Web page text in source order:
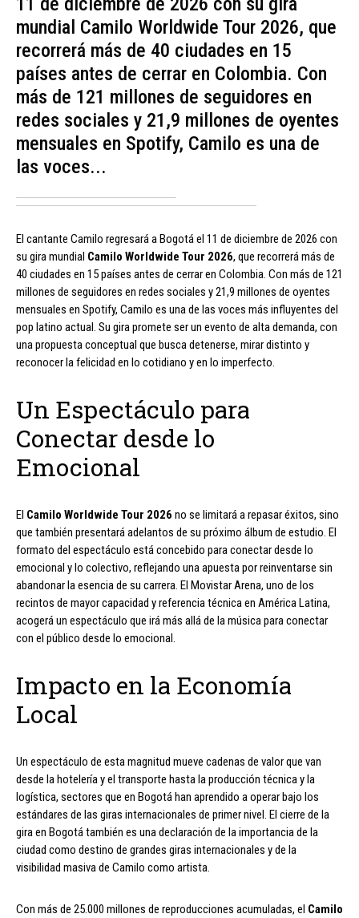
mundial Camilo Worldwide Tour 2026, que
recorrerá más de 40 ciudades en 15
países antes de cerrar en Colombia. Con
más de 121 millones de seguidores en
redes sociales y 21,9 millones de oyentes
mensuales en Spotify, Camilo es una de
las voces...
El cantante Camilo regresará a Bogotá el 11 de diciembre de 2026 con
su gira mundial Camilo Worldwide Tour 2026, que recorrerá más de
40 ciudades en 15 países antes de cerrar en Colombia. Con más de 121
millones de seguidores en redes sociales y 21,9 millones de oyentes
mensuales en Spotify, Camilo es una de las voces más influyentes del
pop latino actual. Su gira promete ser un evento de alta demanda, con
una propuesta conceptual que busca detenerse, mirar distinto y
reconocer la felicidad en lo cotidiano y en lo imperfecto.
Un Espectáculo para
Conectar desde lo
Emocional
El Camilo Worldwide Tour 2026 no se limitará a repasar éxitos, sino
que también presentará adelantos de su próximo álbum de estudio. El
formato del espectáculo está concebido para conectar desde lo
emocional y lo colectivo, reflejando una apuesta por reinventarse sin
abandonar la esencia de su carrera. El Movistar Arena, uno de los
recintos de mayor capacidad y referencia técnica en América Latina,
acogerá un espectáculo que irá más allá de la música para conectar
con el público desde lo emocional.
Impacto en la Economía
Local
Un espectáculo de esta magnitud mueve cadenas de valor que van
desde la hotelería y el transporte hasta la producción técnica y la
logística, sectores que en Bogotá han aprendido a operar bajo los
estándares de las giras internacionales de primer nivel. El cierre de la
gira en Bogotá también es una declaración de la importancia de la
ciudad como destino de grandes giras internacionales y de la
visibilidad masiva de Camilo como artista.
Con más de 25.000 millones de reproducciones acumuladas, el Camilo